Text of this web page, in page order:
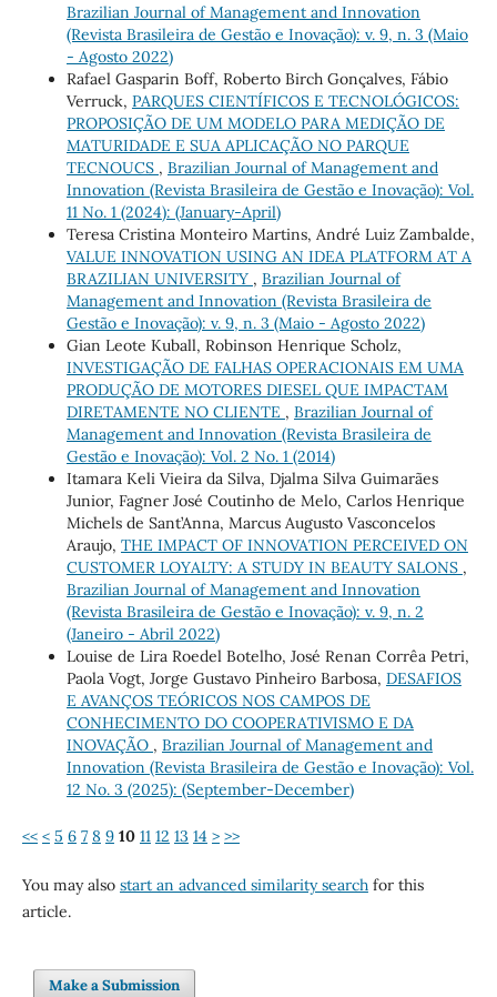
Brazilian Journal of Management and Innovation
(Revista Brasileira de Gestão e Inovação): v. 9, n. 3 (Maio
- Agosto 2022)
Rafael Gasparin Boff, Roberto Birch Gonçalves, Fábio
Verruck, PARQUES CIENTÍFICOS E TECNOLÓGICOS:
PROPOSIÇÃO DE UM MODELO PARA MEDIÇÃO DE
MATURIDADE E SUA APLICAÇÃO NO PARQUE
TECNOUCS , Brazilian Journal of Management and
Innovation (Revista Brasileira de Gestão e Inovação): Vol.
11 No. 1 (2024): (January-April)
Teresa Cristina Monteiro Martins, André Luiz Zambalde,
VALUE INNOVATION USING AN IDEA PLATFORM AT A
BRAZILIAN UNIVERSITY , Brazilian Journal of
Management and Innovation (Revista Brasileira de
Gestão e Inovação): v. 9, n. 3 (Maio - Agosto 2022)
Gian Leote Kuball, Robinson Henrique Scholz,
INVESTIGAÇÃO DE FALHAS OPERACIONAIS EM UMA
PRODUÇÃO DE MOTORES DIESEL QUE IMPACTAM
DIRETAMENTE NO CLIENTE , Brazilian Journal of
Management and Innovation (Revista Brasileira de
Gestão e Inovação): Vol. 2 No. 1 (2014)
Itamara Keli Vieira da Silva, Djalma Silva Guimarães
Junior, Fagner José Coutinho de Melo, Carlos Henrique
Michels de Sant’Anna, Marcus Augusto Vasconcelos
Araujo, THE IMPACT OF INNOVATION PERCEIVED ON
CUSTOMER LOYALTY: A STUDY IN BEAUTY SALONS ,
Brazilian Journal of Management and Innovation
(Revista Brasileira de Gestão e Inovação): v. 9, n. 2
(Janeiro - Abril 2022)
Louise de Lira Roedel Botelho, José Renan Corrêa Petri,
Paola Vogt, Jorge Gustavo Pinheiro Barbosa, DESAFIOS
E AVANÇOS TEÓRICOS NOS CAMPOS DE
CONHECIMENTO DO COOPERATIVISMO E DA
INOVAÇÃO , Brazilian Journal of Management and
Innovation (Revista Brasileira de Gestão e Inovação): Vol.
12 No. 3 (2025): (September-December)
<< < 5 6 7 8 9 10 11 12 13 14 > >>
You may also start an advanced similarity searchfor this
article.
Make a Submission